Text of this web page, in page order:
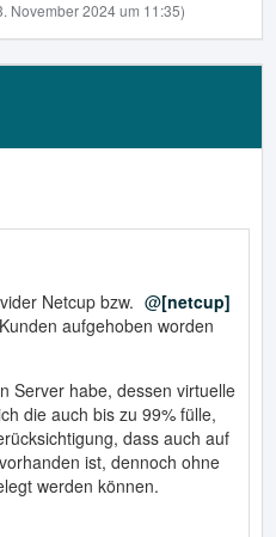
November 2024 um 11:35)
Netcup bzw.
[netcup]
aufgehoben worden
Server habe, dessen virtuelle
die auch bis zu 99% fülle,
dass auch auf
ist, dennoch ohne
werden können.